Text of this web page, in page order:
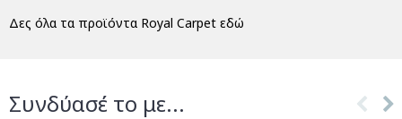
Δες όλα τα προϊόντα Royal Carpet εδώ
Συνδύασέ το με...